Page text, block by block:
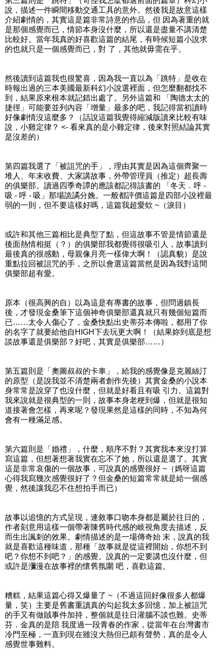
說，描述一件瞬間移動交通工具的意外。然後我是故意這樣
介紹劇情的，其實這是篇非常詩意的作品，但 因為著重的就
是那個感覺而已，情節本身沒什麼，所以還是盡量不講清楚
比較好。當年我真的好喜歡這篇的結尾，有時候短篇小說求
的也就只是一個感覺而已，對 了，其他就毋需在乎。
然後讀到這篇我也很驚喜，因為我一直以為「跳特」是收在
時報出過的三本美國最新科幻小說選裡面，但怎麼翻都找不
到，結果原來根本就記錯出處了。另外這篇和 「陶德太太的
捷徑」可能要並列內容「增量」最多的吧，我記得當初讀時
好像劇情沒這麼多？（話說這篇我覺得縮減版讀來比較有味
說，小雞定律？ <- 看來真的是小雞定律，後來對照結論其實
是沒差的）
第四篇我選了「被詛咒的手」，理由其實是因為這個齊聚一
堆人、年末收費、大家講故事，外帶管理員（推定）超長壽
的俱樂部。讀過四季奇譚的應該都記得該書的 「冬天．呼 -
吸 - 呼 - 吸」那場詭譎分娩。一般都評價這篇是四部小說裡最
弱的一則，但不要這樣好嗎，這篇我超愛欸 ~（淚目）
或許和其他三篇相比是典型了點，但這故事不管是情節還是
後面熱情相挺（？）的俱樂部我都覺得很吸引人，故事讀到
最後真的很感動，母親像月亮一樣偉大啊！（認真貌）是說
重點拉回被詛咒的手，之所以會選這篇當然是因為我對這間
俱樂部超有愛。
原本（很高興的自）以為這是有專書的故事，但問過鎮長
後，才發現金桑筆下這個神奇俱樂部還真就只有幾個短篇而
已……太令人傷心了，金桑快點出史蒂芬本傳啦，都用了你
的名字了就要給他自HIGH下去玩更大啊！（結果妳到底是想
談故事還是俱樂部？好吧，其實是俱樂部……）
第五篇則是「奧圖叔叔的卡車」，給我的感覺像是克麗絲汀
的原型（是說我並不清楚兩者創作先後）其實金桑的小說本
身常常是說穿了也沒什麼，但就是好看且有吸 引力。這篇對
我來說就是很典型的一則，故事本身老梗到爆，但就是很知
道接著會怎樣，再來呢？發現果然是這樣的同時，不知為何
會有一種滿足感。
第六篇則是「婚禮」，什麼，順序不對？其實我本來沒打算
寫這篇，但想著想著我實在忘不了她，所以還是選了。其實
這是非常哀傷的一個故事，可說真的感覺很好 ~（媽呀這篇
心得我寫幾次感覺很好了？但金桑的短篇常常就是給一個感
覺，然後讓我忍不住想拍手而已）
故事以追憶的方式呈現，連敘事口吻本身都是屬於往日的，
作者刻意用這樣一個帶著陳舊時代感的岐視角度去描述，反
而生出諷刺的效果。劇情描述的是一場傳奇始 末，說真的我
就是喜歡這種味道，那種「故事就是從這裡開始，你想不到
吧？你想不到吧？」的感覺。說真的一定要講也沒什麼，但
或許是瀰漫在故事裡的懷舊氛圍 吧，喜歡這篇。
糟糕，結果這篇心得又爆量了 ~（不過這回好像很多人都爆
量，笑）主要是舊書重讀真的勾起我太多回憶，加上被詛咒
的手又有做賊事件加持，整個就是往日灌腦不談也難。史蒂
芬．金真的是陪 我度過一段青春的作家，從當年在台灣書市
冷門至極，一直到現在雖沒大熱但已頗有聲勢，真的是令人
感覺世事難料。